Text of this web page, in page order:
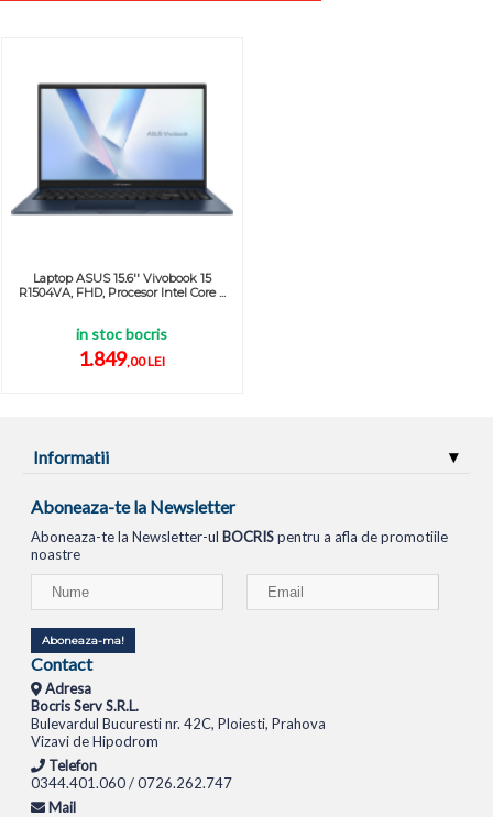
Laptop ASUS 15.6'' Vivobook 15
R1504VA, FHD, Procesor Intel Core ...
in stoc bocris
1.849,00 LEI
Informatii
Aboneaza-te la Newsletter
Aboneaza-te la Newsletter-ul BOCRISpentru a afla de promotiile
noastre
Aboneaza-ma!
Contact
Adresa
Bocris Serv S.R.L.
Bulevardul Bucuresti nr. 42C, Ploiesti, Prahova
Vizavi de Hipodrom
Telefon
0344.401.060 / 0726.262.747
Mail